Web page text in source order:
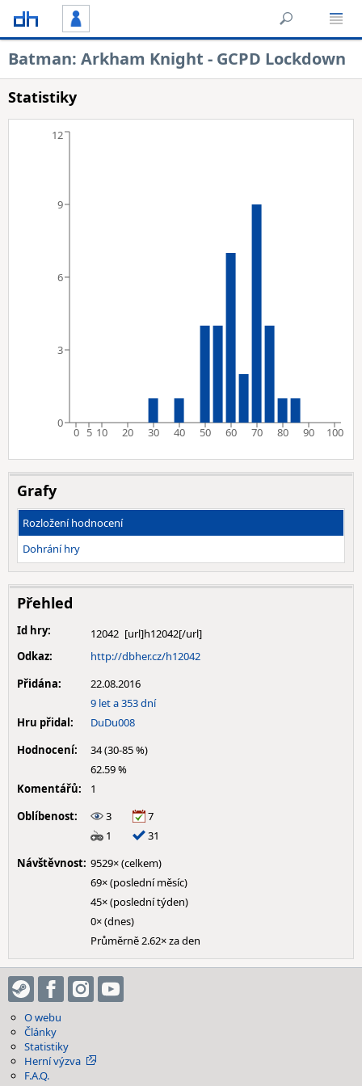
Batman: Arkham Knight - GCPD Lockdown
Statistiky
0 5 10 20 30 40 50 60 70 80 90 100
0
3
6
9
12
Grafy
Rozložení hodnocení
Dohrání hry
Přehled
Id hry:
12042
Odkaz:
http://dbher.cz/h12042
Přidána:
22.08.2016
9 let a 353 dní
Hru přidal:
DuDu008
Hodnocení:
34 (30-85 %)
62.59 %
Komentářů:
1
Oblíbenost:
3
7
1
31
Návštěvnost: 9529× (celkem)
69× (poslední měsíc)
45× (poslední týden)
0× (dnes)
Průměrně 2.62× za den
O webu
Články
Statistiky
Herní výzva
F.A.Q.